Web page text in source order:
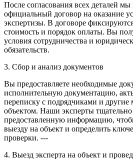
После согласования всех деталей
официальный договор на оказание
экспертизы. В договоре
стоимость и порядок оплаты. Вы
условия сотрудничества и
обязательств.
3. Сбор и анализ документов
Вы предоставляете необходимые
исполнительную документацию,
переписку с подрядчиками и другие
объектом. Наши эксперты
предоставленную информацию,
выезду на объект и определить
проверки. ---
4. Выезд эксперта на объект и